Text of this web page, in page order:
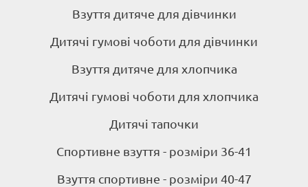
Взуття дитяче для дівчинки
Дитячі гумові чоботи для дівчинки
Взуття дитяче для хлопчика
Дитячі гумові чоботи для хлопчика
Дитячі тапочки
Спортивне взуття - розміри 36-41
Взуття спортивне - розміри 40-47